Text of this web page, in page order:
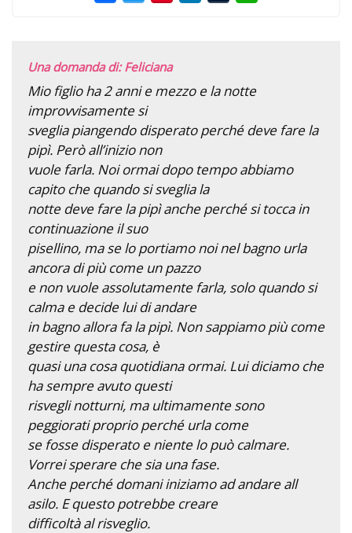
Una domanda di: Feliciana
Mio figlio ha 2 anni e mezzo e la notte
improvvisamente si
sveglia piangendo disperato perché deve fare la
pipì. Però all’inizio non
vuole farla. Noi ormai dopo tempo abbiamo
capito che quando si sveglia la
notte deve fare la pipì anche perché si tocca in
continuazione il suo
pisellino, ma se lo portiamo noi nel bagno urla
ancora di più come un pazzo
e non vuole assolutamente farla, solo quando si
calma e decide lui di andare
in bagno allora fa la pipì. Non sappiamo più come
gestire questa cosa, è
quasi una cosa quotidiana ormai. Lui diciamo che
ha sempre avuto questi
risvegli notturni, ma ultimamente sono
peggiorati proprio perché urla come
se fosse disperato e niente lo può calmare.
Vorrei sperare che sia una fase.
Anche perché domani iniziamo ad andare all
asilo. E questo potrebbe creare
difficoltà al risveglio.